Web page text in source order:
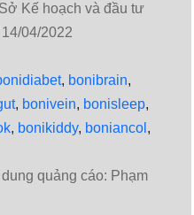
Kế hoạch và đầu tư
04/2022
, bonibrain,
, bonivein, bonisleep,
, bonikiddy, boniancol ,
quảng cáo: Phạm